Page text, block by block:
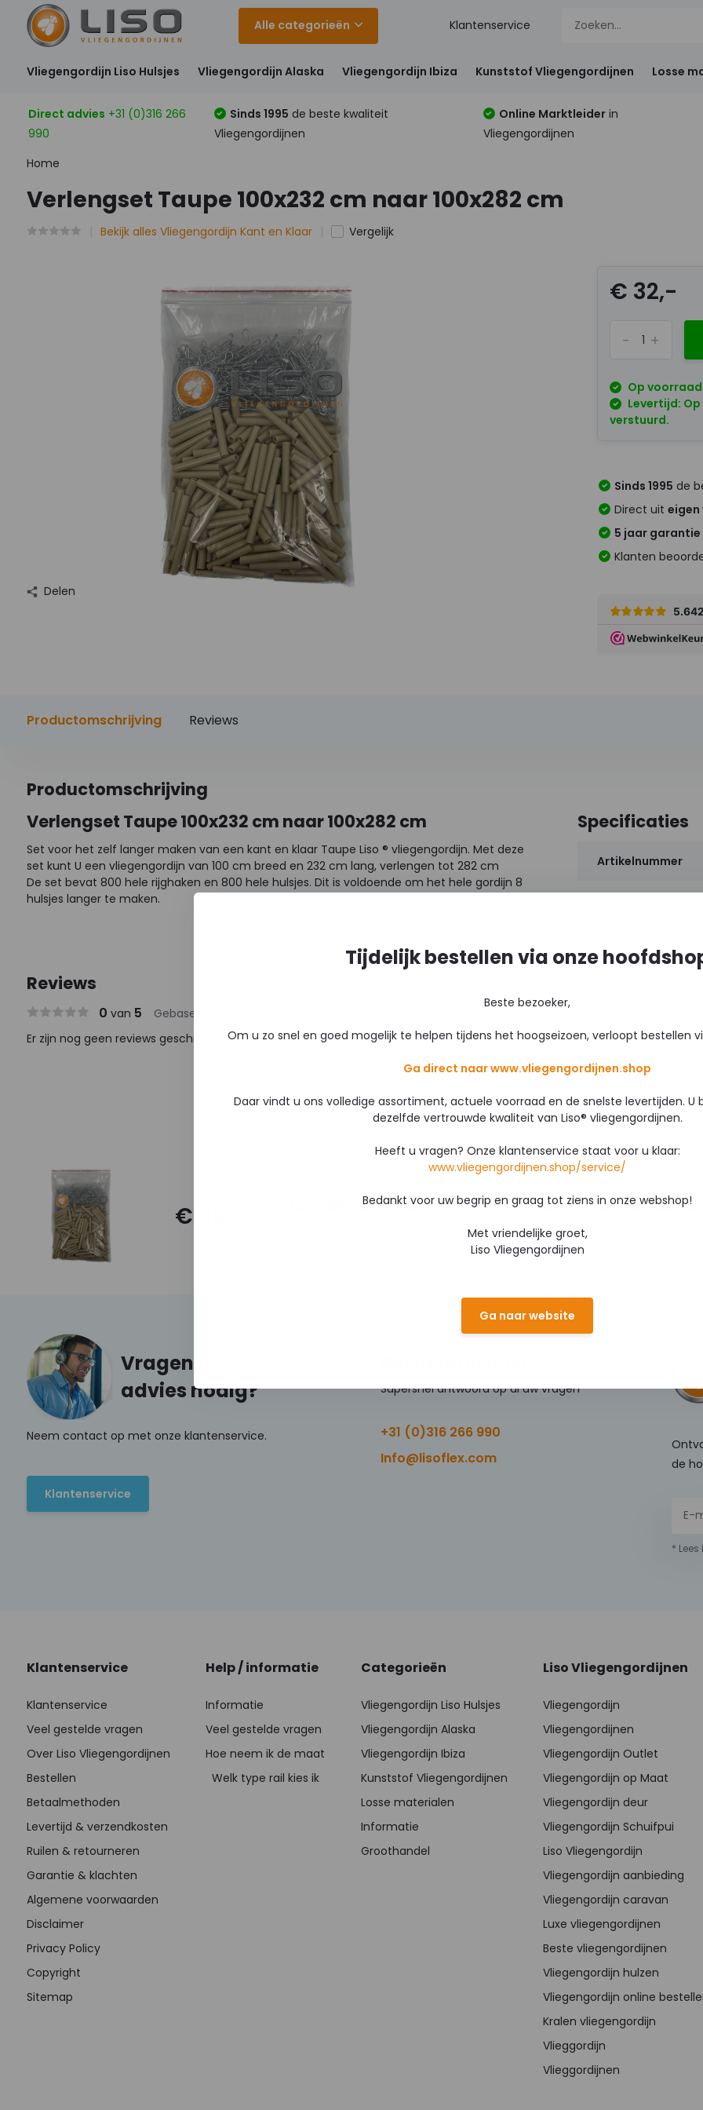
Alle categorieën Klantenservice
Vliegengordijn Liso Hulsjes Vliegengordijn Alaska Vliegengordijn Ibiza Kunststof Vliegengordijnen Losse
Direct advies +31 (0)316 266
990
Sinds 1995 de beste kwaliteit
Vliegengordijnen
Online Marktleiderin
Vliegengordijnen
Home
Verlengset Taupe 100x232 cm naar 100x282 cm
Bekijk alles Vliegengordijn Kant en Klaar Vergelijk
Delen
€ 32,-
+
-
Op voorraad
Levertijd:
verstuurd.
Sinds 1995 de
Direct uit
5 jaar garantie
Klanten
Productomschrijving Reviews
Productomschrijving
Verlengset Taupe 100x232 cm naar 100x282 cm
Set voor het zelf langer maken van een kant en klaar Taupe Liso ® vliegengordijn. Met deze
set kunt U een vliegengordijn van 100 cm breed en 232 cm lang, verlengen tot 282 cm
De set bevat 800 hele rijghaken en 800 hele hulsjes. Dit is voldoende om het hele gordijn 8
hulsjes langer te maken.
Specificaties
Artikelnummer
Reviews
0 van 5 Gebaseerd op 0 reviews
Er zijn nog geen reviews geschreven over dit product..
€ 32,- Verlengset Taupe 100x232 cm naar 100x282
Op voorraad: Op werkdagen voor 12:00 uur besteld, dezelfde dag
Vragen of
advies nodig?
Neem contact op met onze klantenservice.
Klantenservice
Supersnel antwoord op al uw vragen
+31 (0)316 266 990
Info@lisoflex.com
de
*
Klantenservice
Klantenservice
Veel gestelde vragen
Over Liso Vliegengordijnen
Bestellen
Betaalmethoden
Levertijd & verzendkosten
Ruilen & retourneren
Garantie & klachten
Algemene voorwaarden
Disclaimer
Privacy Policy
Copyright
Sitemap
Help / informatie
Informatie
Veel gestelde vragen
Hoe neem ik de maat
Welk type rail kies ik
Categorieën
Vliegengordijn Liso Hulsjes
Vliegengordijn Alaska
Vliegengordijn Ibiza
Kunststof Vliegengordijnen
Losse materialen
Informatie
Groothandel
Liso Vliegengordijnen
Vliegengordijn
Vliegengordijnen
Vliegengordijn Outlet
Vliegengordijn op Maat
Vliegengordijn deur
Vliegengordijn Schuifpui
Liso Vliegengordijn
Vliegengordijn aanbieding
Vliegengordijn caravan
Luxe vliegengordijnen
Beste vliegengordijnen
Vliegengordijn hulzen
Vliegengordijn online
Kralen vliegengordijn
Vlieggordijn
Vlieggordijnen
Tijdelijk bestellen via onze
Beste bezoeker,
Om u zo snel en goed mogelijk te helpen tijdens het hoogseizoen, verloopt bestellen
Ga direct naar www.vliegengordijnen.shop
Daar vindt u ons volledige assortiment, actuele voorraad en de snelste levertijden. U
dezelfde vertrouwde kwaliteit van Liso® vliegengordijnen.
Heeft u vragen? Onze klantenservice staat voor u klaar:
www.vliegengordijnen.shop/service/
Bedankt voor uw begrip en graag tot ziens in onze webshop!
Met vriendelijke groet,
Liso Vliegengordijnen
Ga naar website